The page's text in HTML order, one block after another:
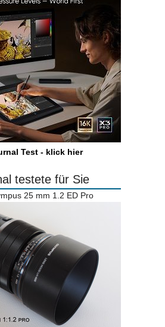
Test - klick hier
testete für Sie
25 mm 1.2 ED Pro